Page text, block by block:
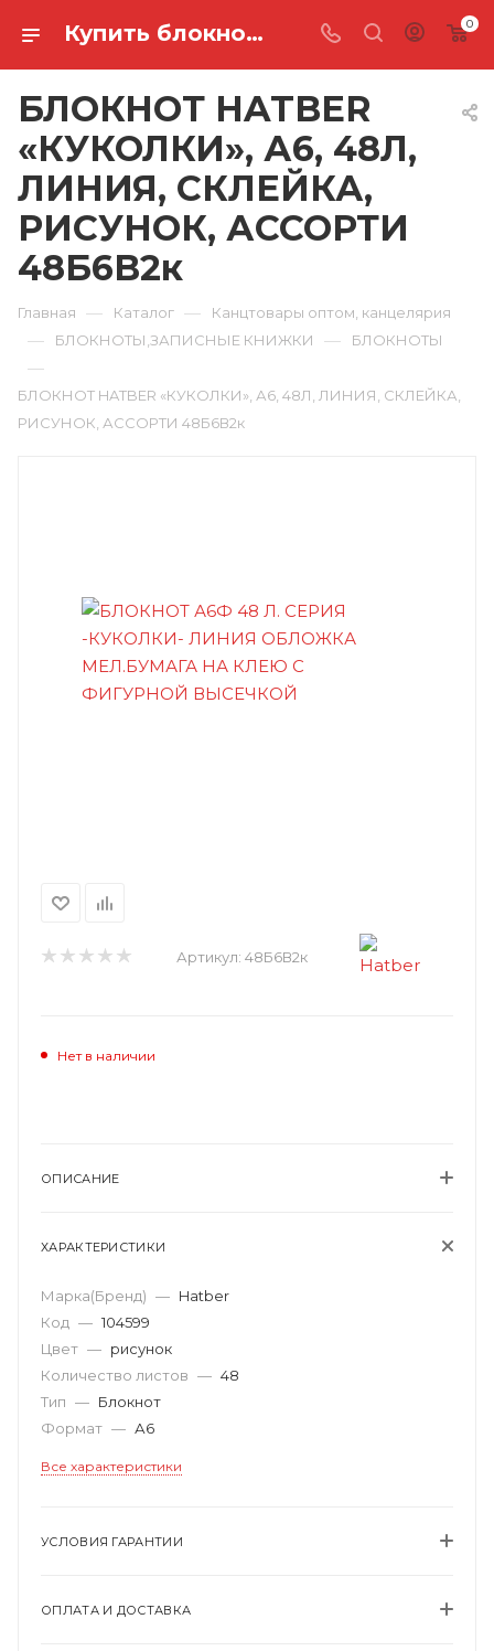
Купить блокнот hatber «куколки», а6, 48л, линия, склейка, рисунок, ассорти 48Б6В2к в Ростове-на-Дону 0
БЛОКНОТ HATBER
«КУКОЛКИ», А6, 48Л,
ЛИНИЯ, СКЛЕЙКА,
РИСУНОК, АССОРТИ
48Б6В2к
Главная — Каталог — Канцтовары оптом, канцелярия
— БЛОКНОТЫ,ЗАПИСНЫЕ КНИЖКИ — БЛОКНОТЫ
—
БЛОКНОТ HATBER «КУКОЛКИ», А6, 48Л, ЛИНИЯ, СКЛЕЙКА,
РИСУНОК, АССОРТИ 48Б6В2к
Артикул: 48Б6В2к
Нет в наличии
ОПИСАНИЕ
ХАРАКТЕРИСТИКИ
Марка(Бренд) — Hatber
Код — 104599
Цвет — рисунок
Количество листов — 48
Тип — Блокнот
Формат — А6
Все характеристики
УСЛОВИЯ ГАРАНТИИ
ОПЛАТА И ДОСТАВКА